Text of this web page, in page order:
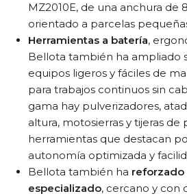
MZ2010E, de una anchura de
orientado a parcelas
Herramientas a batería,
Bellota también ha ampliado
equipos ligeros y fáciles de
para trabajos continuos sin
gama hay pulverizadores,
altura, motosierras y tijeras de
herramientas que destacan
autonomía optimizada y
Bellota también ha reforzado
especializado, cercano y con